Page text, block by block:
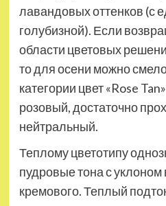
лавандовых оттенков (с
голубизной). Если
области цветовых
то для осени можно
категории цвет «Rose
розовый, достаточно
нейтральный.
Теплому цветотипу
пудровые тона с уклоном
кремового. Теплый